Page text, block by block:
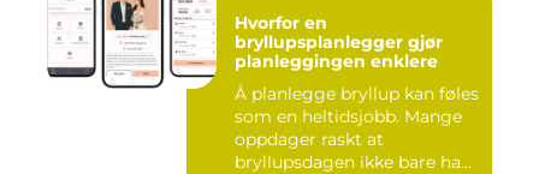
Hvorfor en
bryllupsplanlegger gjør
planleggingen enklere
Å planlegge bryllup kan føles
som en heltidsjobb. Mange
oppdager raskt at
bryllupsdagen ikke bare ha...